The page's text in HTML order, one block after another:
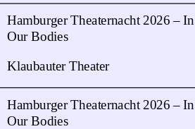
Klaubauter Theater
Hamburger Theaternacht 2026 – In
Our Bodies
Hamburger Theaternacht 2026 – In
Our Bodies